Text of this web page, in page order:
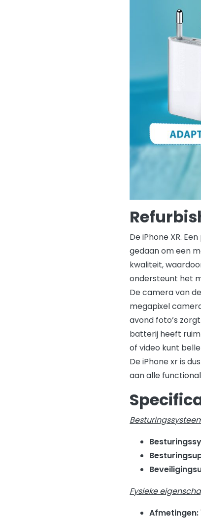
De iPhone XR.
gedaan om een
kwaliteit,
ondersteunt het
De camera van
megapixel
avond foto’s
batterij heeft ruim
of video kunt
De iPhone xr is
aan alle
Fysieke
Afmetingen: